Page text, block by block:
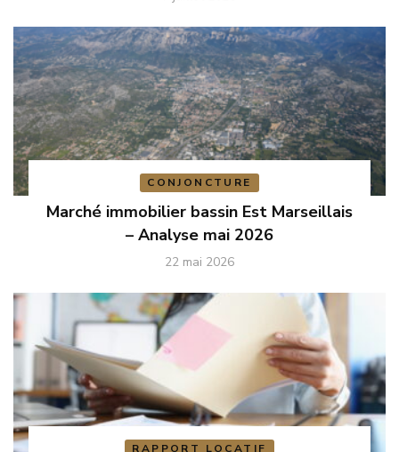
CONJONCTURE
Marché immobilier bassin Est Marseillais
– Analyse mai 2026
22 mai 2026
RAPPORT LOCATIF